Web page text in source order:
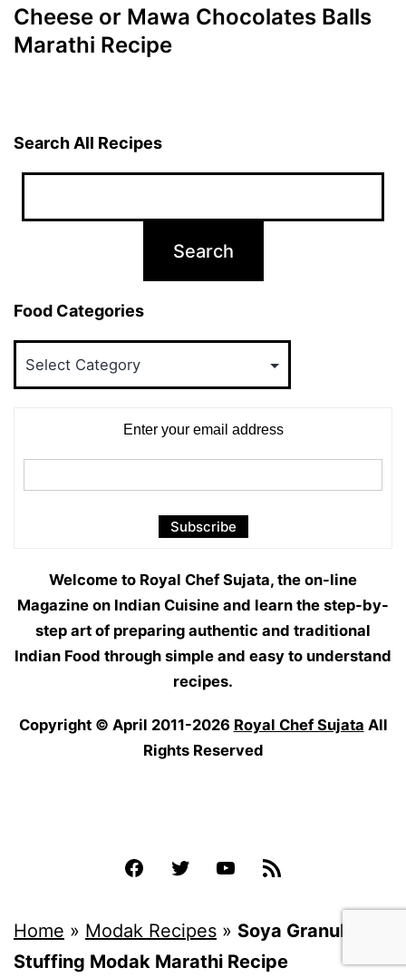
Cheese or Mawa Chocolates Balls
Marathi Recipe
Search All Recipes
Food Categories
Enter your email address
Welcome to Royal Chef Sujata, the on-line
Magazine on Indian Cuisine and learn the step-by-
step art of preparing authentic and traditional
Indian Food through simple and easy to understand
recipes.
Copyright © April 2011-2026 Royal Chef Sujata All
Rights Reserved
FacebookTwitter YouTube
Home » Modak Recipes » Soya Granules
Stuffing Modak Marathi Recipe